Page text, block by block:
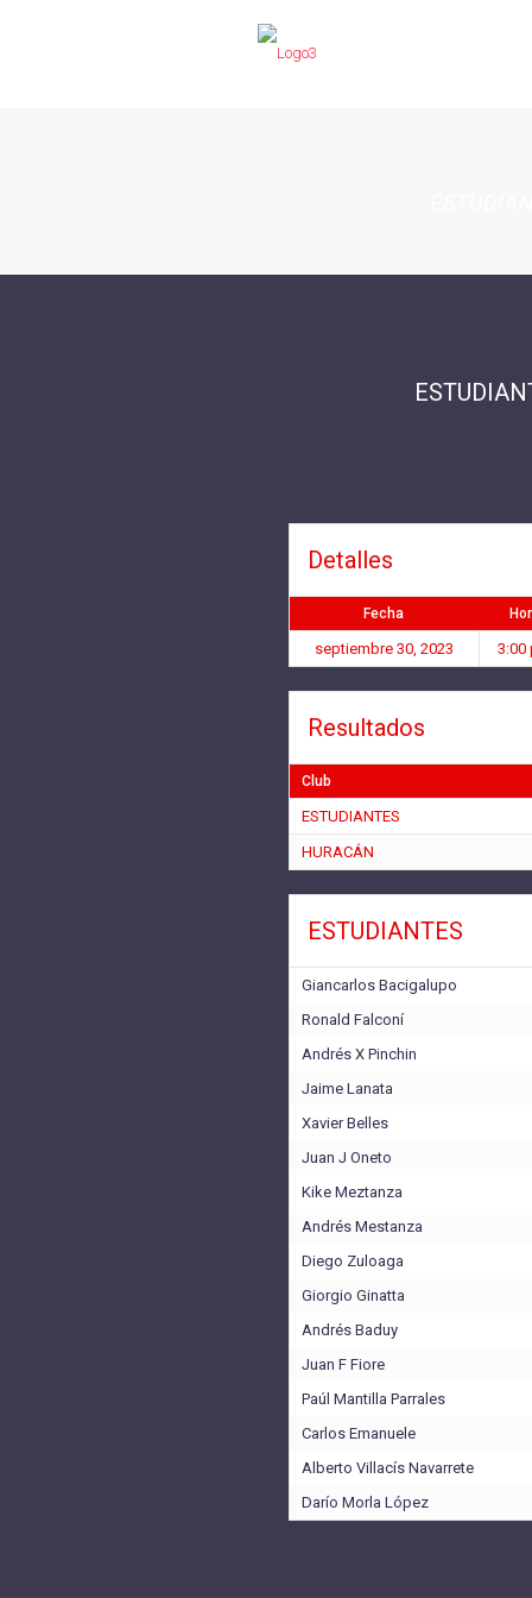
Detalles
Fecha
septiembre 30, 2023 3:00
Resultados
Club
ESTUDIANTES
HURACÁN
ESTUDIANTES
Giancarlos Bacigalupo
Ronald Falconí
Andrés X Pinchin
Jaime Lanata
Xavier Belles
Juan J Oneto
Kike Meztanza
Andrés Mestanza
Diego Zuloaga
Giorgio Ginatta
Andrés Baduy
Juan F Fiore
Paúl Mantilla Parrales
Carlos Emanuele
Alberto Villacís Navarrete
Darío Morla López